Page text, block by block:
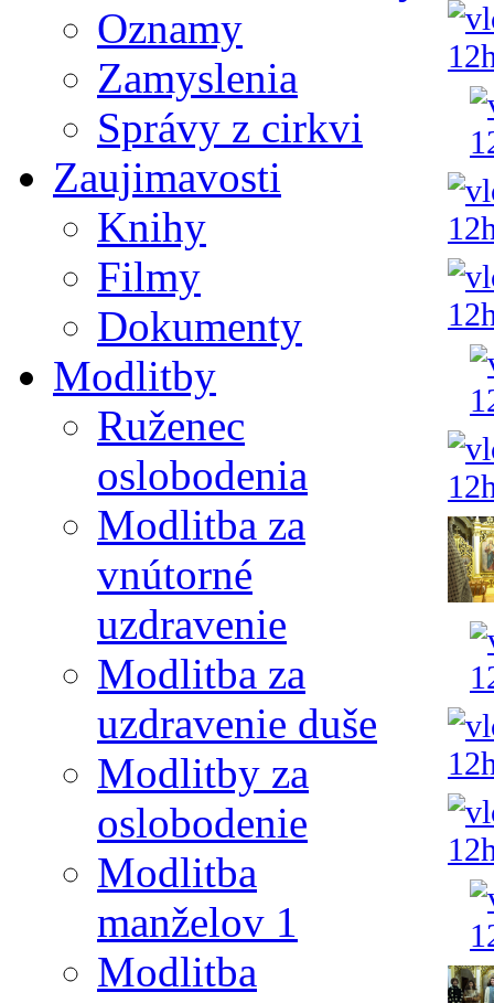
Oznamy
Zamyslenia
Správy z cirkvi
Zaujimavosti
Knihy
Filmy
Dokumenty
Modlitby
Ruženec
oslobodenia
Modlitba za
vnútorné
uzdravenie
Modlitba za
uzdravenie duše
Modlitby za
oslobodenie
Modlitba
manželov 1
Modlitba